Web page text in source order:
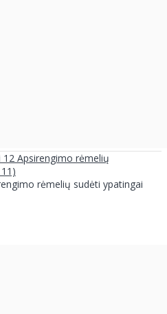
Apsirengimo rėmelių
rėmelių sudėti ypatingai